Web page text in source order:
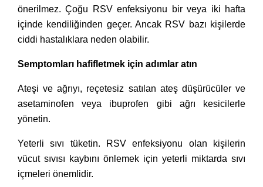
önerilmez. Çoğu RSV enfeksiyonu bir veya iki hafta
içinde kendiliğinden geçer. Ancak RSV bazı kişilerde
ciddi hastalıklara neden olabilir.
Semptomları hafifletmek için adımlar atın
Ateşi ve ağrıyı, reçetesiz satılan ateş düşürücüler ve
asetaminofen veya ibuprofen gibi ağrı kesicilerle
yönetin.
Yeterli sıvı tüketin. RSV enfeksiyonu olan kişilerin
vücut sıvısı kaybını önlemek için yeterli miktarda sıvı
içmeleri önemlidir.